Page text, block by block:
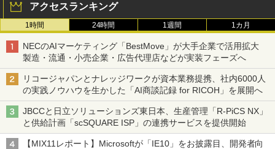
アクセスランキング
1時間 24時間 1週間 1カ月
NECのAIマーケティング「BestMove」が大手企業で活用拡大
製造・流通・小売企業・広告代理店などが実装フェーズへ
リコージャパンとナレッジワークが資本業務提携、社内6000人
の実践ノウハウを生かした「AI商談記録 for RICOH」を展開へ
JBCCと日立ソリューションズ東日本、生産管理「R-PiCS NX」
と供給計画「scSQUARE ISP」の連携サービスを提供開始
【MIX11レポート】Microsoftが「IE10」をお披露目、開発者向